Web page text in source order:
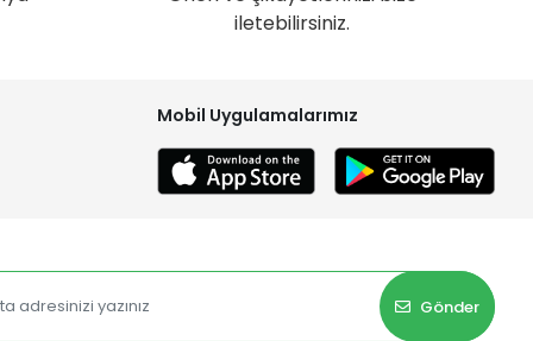
iletebilirsiniz.
Mobil Uygulamalarımız
Gönder